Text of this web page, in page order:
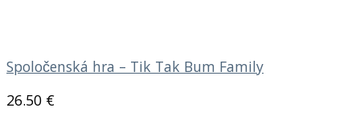
Spoločenská hra – Tik Tak Bum Family
26.50 €